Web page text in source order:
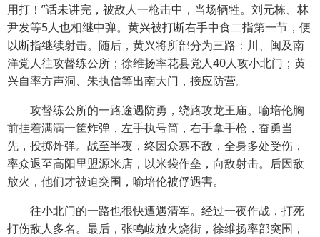
用打！”话未讲完，被敌人一枪击中，当场牺牲。刘元栋、林
尹发等5人也相继中弹。黄兴被打断右手中食二指第一节，便
以断指继续射击。随后，黄兴将所部分为三路：川、闽及南
洋党人往攻督练公所；徐维扬率花县党人40人攻小北门；黄
兴自率方声洞、朱执信等出南大门，接应防营。
攻督练公所的一路途遇防勇，绕路攻龙王庙。喻培伦胸
前挂着满满一筐炸弹，左手执号筒，右手拿手枪，奋勇当
先，投掷炸弹。战至半夜，终因众寡不敌，全身多处受伤，
率众退至高阳里盟源米店，以米袋作垒，向敌射击。后因敌
放火，他们才被迫突围，喻培伦被俘遇害。
往小北门的一路也很快遭遇清军。经过一夜作战，打死
打伤敌人多名。最后，张鸣岐放火烧街，徐维扬率部突围，